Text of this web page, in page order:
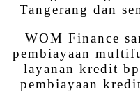
Tangerang dan
WOM Finance
pembiayaan
layanan kredit
pembiayaan